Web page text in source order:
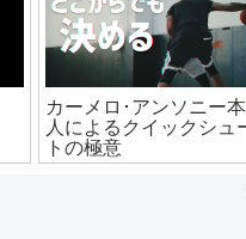
カーメロ･アンソニー本
人によるクイックシュ
トの極意